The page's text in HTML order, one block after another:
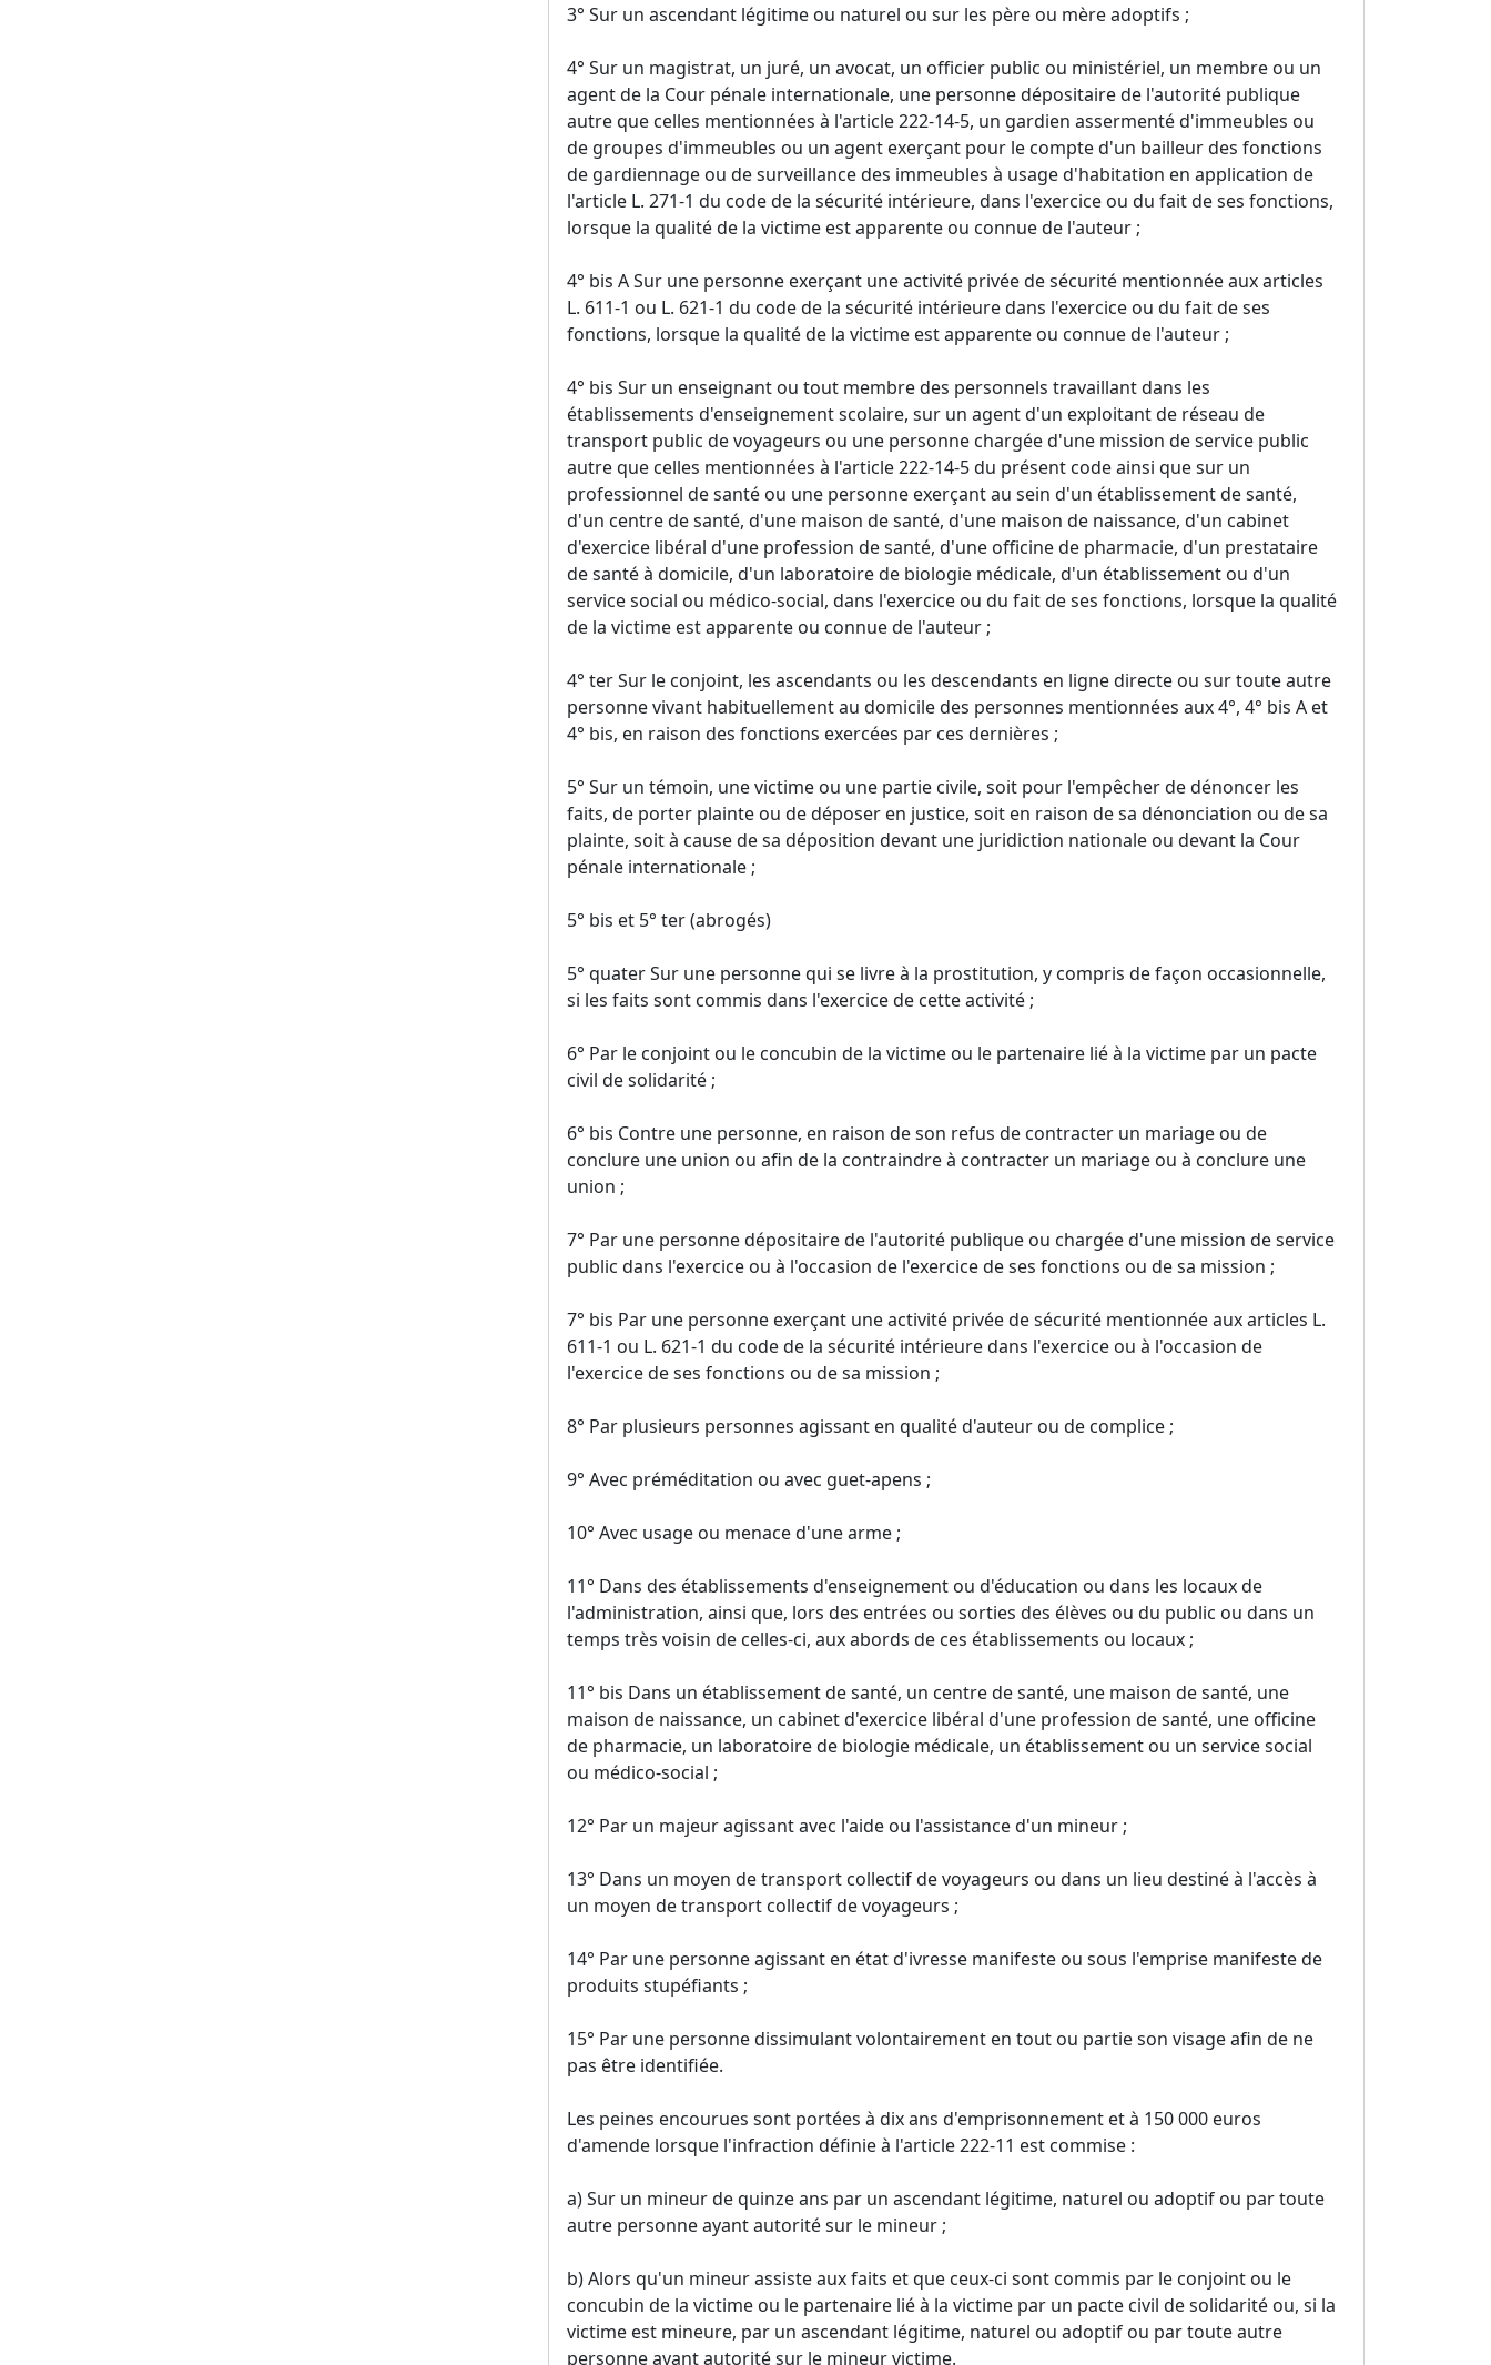
3° Sur un ascendant légitime ou naturel ou sur les père ou mère adoptifs ;
4° Sur un magistrat, un juré, un avocat, un officier public ou ministériel, un membre ou un
agent de la Cour pénale internationale, une personne dépositaire de l'autorité publique
autre que celles mentionnées à l'article 222-14-5, un gardien assermenté d'immeubles ou
de groupes d'immeubles ou un agent exerçant pour le compte d'un bailleur des fonctions
de gardiennage ou de surveillance des immeubles à usage d'habitation en application de
l'article L. 271-1 du code de la sécurité intérieure, dans l'exercice ou du fait de ses fonctions,
lorsque la qualité de la victime est apparente ou connue de l'auteur ;
4° bis A Sur une personne exerçant une activité privée de sécurité mentionnée aux articles
L. 611-1 ou L. 621-1 du code de la sécurité intérieure dans l'exercice ou du fait de ses
fonctions, lorsque la qualité de la victime est apparente ou connue de l'auteur ;
4° bis Sur un enseignant ou tout membre des personnels travaillant dans les
établissements d'enseignement scolaire, sur un agent d'un exploitant de réseau de
transport public de voyageurs ou une personne chargée d'une mission de service public
autre que celles mentionnées à l'article 222-14-5 du présent code ainsi que sur un
professionnel de santé ou une personne exerçant au sein d'un établissement de santé,
d'un centre de santé, d'une maison de santé, d'une maison de naissance, d'un cabinet
d'exercice libéral d'une profession de santé, d'une officine de pharmacie, d'un prestataire
de santé à domicile, d'un laboratoire de biologie médicale, d'un établissement ou d'un
service social ou médico-social, dans l'exercice ou du fait de ses fonctions, lorsque la qualité
de la victime est apparente ou connue de l'auteur ;
4° ter Sur le conjoint, les ascendants ou les descendants en ligne directe ou sur toute autre
personne vivant habituellement au domicile des personnes mentionnées aux 4°, 4° bis A et
4° bis, en raison des fonctions exercées par ces dernières ;
5° Sur un témoin, une victime ou une partie civile, soit pour l'empêcher de dénoncer les
faits, de porter plainte ou de déposer en justice, soit en raison de sa dénonciation ou de sa
plainte, soit à cause de sa déposition devant une juridiction nationale ou devant la Cour
pénale internationale ;
5° bis et 5° ter (abrogés)
5° quater Sur une personne qui se livre à la prostitution, y compris de façon occasionnelle,
si les faits sont commis dans l'exercice de cette activité ;
6° Par le conjoint ou le concubin de la victime ou le partenaire lié à la victime par un pacte
civil de solidarité ;
6° bis Contre une personne, en raison de son refus de contracter un mariage ou de
conclure une union ou afin de la contraindre à contracter un mariage ou à conclure une
union ;
7° Par une personne dépositaire de l'autorité publique ou chargée d'une mission de service
public dans l'exercice ou à l'occasion de l'exercice de ses fonctions ou de sa mission ;
7° bis Par une personne exerçant une activité privée de sécurité mentionnée aux articles L.
611-1 ou L. 621-1 du code de la sécurité intérieure dans l'exercice ou à l'occasion de
l'exercice de ses fonctions ou de sa mission ;
8° Par plusieurs personnes agissant en qualité d'auteur ou de complice ;
9° Avec préméditation ou avec guet-apens ;
10° Avec usage ou menace d'une arme ;
11° Dans des établissements d'enseignement ou d'éducation ou dans les locaux de
l'administration, ainsi que, lors des entrées ou sorties des élèves ou du public ou dans un
temps très voisin de celles-ci, aux abords de ces établissements ou locaux ;
11° bis Dans un établissement de santé, un centre de santé, une maison de santé, une
maison de naissance, un cabinet d'exercice libéral d'une profession de santé, une officine
de pharmacie, un laboratoire de biologie médicale, un établissement ou un service social
ou médico-social ;
12° Par un majeur agissant avec l'aide ou l'assistance d'un mineur ;
13° Dans un moyen de transport collectif de voyageurs ou dans un lieu destiné à l'accès à
un moyen de transport collectif de voyageurs ;
14° Par une personne agissant en état d'ivresse manifeste ou sous l'emprise manifeste de
produits stupéfiants ;
15° Par une personne dissimulant volontairement en tout ou partie son visage afin de ne
pas être identifiée.
Les peines encourues sont portées à dix ans d'emprisonnement et à 150 000 euros
d'amende lorsque l'infraction définie à l'article 222-11 est commise :
a) Sur un mineur de quinze ans par un ascendant légitime, naturel ou adoptif ou par toute
autre personne ayant autorité sur le mineur ;
b) Alors qu'un mineur assiste aux faits et que ceux-ci sont commis par le conjoint ou le
concubin de la victime ou le partenaire lié à la victime par un pacte civil de solidarité ou, si la
victime est mineure, par un ascendant légitime, naturel ou adoptif ou par toute autre
personne ayant autorité sur le mineur victime.